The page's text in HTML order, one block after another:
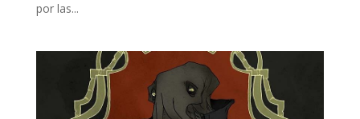
por las...